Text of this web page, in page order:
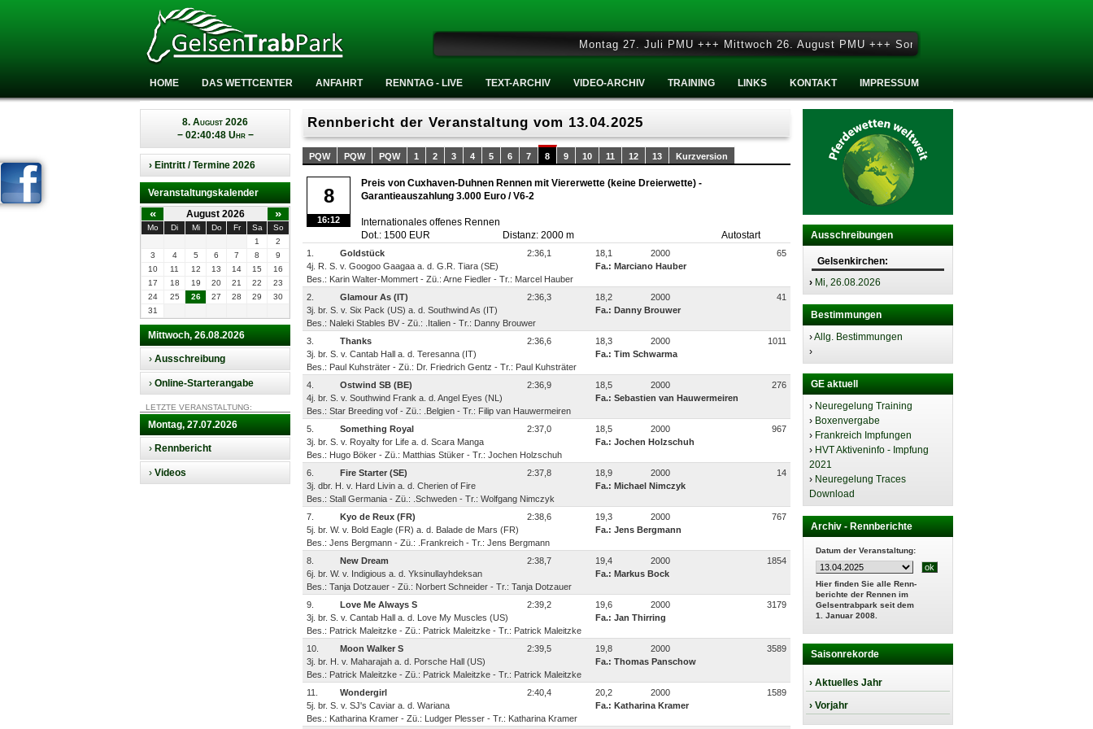
Montag 27. Juli PMU +++ Mittwoch 26. August PMU +++ Sonntag 27. September - Sonntag
HOME DAS WETTCENTER ANFAHRT RENNTAG - LIVE TEXT-ARCHIV VIDEO-ARCHIV TRAINING LINKS KONTAKT IMPRESSUM
8. August 2026
− 02:40:48 Uhr −
› Eintritt / Termine 2026
Veranstaltungskalender
« August 2026 »
Mo Di Mi Do Fr Sa
So
1
2
3
4 5 6 7 8
9
10
11 12 13 14 15
16
17
18 19 20 21 22
23
24
25 26 27 28 29
30
31
Mittwoch, 26.08.2026
› Ausschreibung
› Online-Starterangabe
LETZTE VERANSTALTUNG:
Montag, 27.07.2026
› Rennbericht
› Videos
Rennbericht der Veranstaltung vom 13.04.2025
PQW PQW PQW 1 2 3 4 5 6 7 8 9 10 11 12 13 Kurzversion
8
16:12
Preis von Cuxhaven-Duhnen Rennen mit Viererwette (keine Dreierwette) -
Garantieauszahlung 3.000 Euro / V6-2
Internationales offenes Rennen
Dot.: 1500 EUR
Distanz: 2000 m Autostart
1. Goldstück 2:36,1 18,1 2000
65
4j. R. S. v. Googoo Gaagaa a. d. G.R. Tiara (SE)
Fa.: Marciano Hauber
Bes.: Karin Walter-Mommert - Zü.: Arne Fiedler - Tr.: Marcel Hauber
2.
Glamour As (IT) 2:36,3 18,2 2000
41
3j. br. S. v. Six Pack (US) a. d. Southwind As (IT)
Fa.: Danny Brouwer
Bes.: Naleki Stables BV - Zü.: .Italien - Tr.: Danny Brouwer
3.
Thanks 2:36,6 18,3 2000
1011
3j. br. S. v. Cantab Hall a. d. Teresanna (IT)
Fa.: Tim Schwarma
Bes.: Paul Kuhsträter - Zü.: Dr. Friedrich Gentz - Tr.: Paul Kuhsträter
4.
Ostwind SB (BE) 2:36,9 18,5 2000
276
4j. br. S. v. Southwind Frank a. d. Angel Eyes (NL)
Fa.: Sebastien van Hauwermeiren
Bes.: Star Breeding vof - Zü.: .Belgien - Tr.: Filip van Hauwermeiren
5.
Something Royal 2:37,0 18,5 2000
967
3j. br. S. v. Royalty for Life a. d. Scara Manga
Fa.: Jochen Holzschuh
Bes.: Hugo Böker - Zü.: Matthias Stüker - Tr.: Jochen Holzschuh
6.
Fire Starter (SE) 2:37,8 18,9 2000
14
3j. dbr. H. v. Hard Livin a. d. Cherien of Fire
Fa.: Michael Nimczyk
Bes.: Stall Germania - Zü.: .Schweden - Tr.: Wolfgang Nimczyk
7.
Kyo de Reux (FR) 2:38,6 19,3 2000
767
5j. br. W. v. Bold Eagle (FR) a. d. Balade de Mars (FR)
Fa.: Jens Bergmann
Bes.: Jens Bergmann - Zü.: .Frankreich - Tr.: Jens Bergmann
8.
New Dream 2:38,7 19,4 2000
1854
6j. br. W. v. Indigious a. d. Yksinullayhdeksan
Fa.: Markus Bock
Bes.: Tanja Dotzauer - Zü.: Norbert Schneider - Tr.: Tanja Dotzauer
9.
Love Me Always S 2:39,2 19,6 2000
3179
3j. br. S. v. Cantab Hall a. d. Love My Muscles (US)
Fa.: Jan Thirring
Bes.: Patrick Maleitzke - Zü.: Patrick Maleitzke - Tr.: Patrick Maleitzke
10.
Moon Walker S 2:39,5 19,8 2000
3589
3j. br. H. v. Maharajah a. d. Porsche Hall (US)
Fa.: Thomas Panschow
Bes.: Patrick Maleitzke - Zü.: Patrick Maleitzke - Tr.: Patrick Maleitzke
11.
Wondergirl 2:40,4 20,2 2000
1589
5j. br. S. v. SJ's Caviar a. d. Wariana
Fa.: Katharina Kramer
Bes.: Katharina Kramer - Zü.: Ludger Plesser - Tr.: Katharina Kramer
Ausschreibungen
Gelsenkirchen:
› Mi, 26.08.2026
Bestimmungen
›Allg. Bestimmungen
›
GE aktuell
› Neuregelung Training
› Boxenvergabe
› Frankreich Impfungen
› HVT Aktiveninfo - Impfung
2021
› Neuregelung Traces
Download
Archiv - Rennberichte
Datum der Veranstaltung:
Hier finden Sie alle Renn-
berichte der Rennen im
Gelsentrabpark seit dem
1. Januar 2008.
Saisonrekorde
› Aktuelles Jahr
› Vorjahr